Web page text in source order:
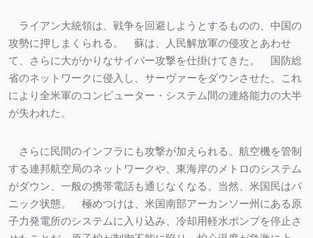
ライアン大統領は、戦争を回避しようとするものの、中国の
攻勢に押しまくられる。 蘇は、人民解放軍の侵攻とあわせ
て、さらに大がかりなサイバー攻撃を仕掛けてきた。 国防総
省のネットワークに侵入し、サーヴァーをダウンさせた。これ
により全米軍のコンピューター・システム間の連絡能力の大半
が失われた。
さらに民間のインフラにも攻撃が加えられる。航空機を管制
する連邦航空局のネットワークや、東海岸のメトロのシステム
がダウン、一般の携帯電話も通じなくなる。当然、米国民はパ
ニック状態。 極めつけは、米国南部アーカンソー州にある原
子力発電所のシステムに入り込み、冷却用軽水ポンプを停止さ